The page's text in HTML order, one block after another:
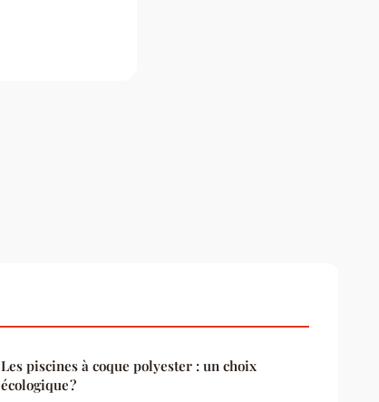
Les piscines à coque polyester : un choix
écologique ?